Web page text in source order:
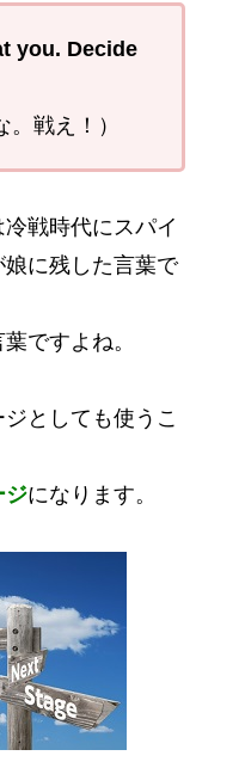
you. Decide
。戦え！）
戦時代にスパイ
に残した言葉で
ですよね。
としても使うこ
ジになります。